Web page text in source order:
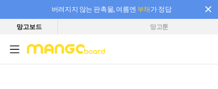
버려지지 않는 판촉물, 여름엔 부채가 정답
필요한 만큼 충전하고 끊김 없이 작업하세요! 새로워진 AI 부스터 요금제
망고보드 망고툰